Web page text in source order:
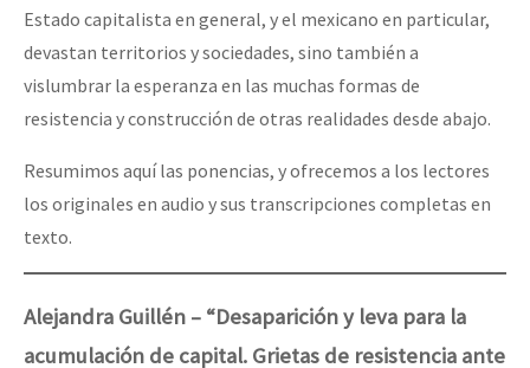
Medios Libres
COVID-19
Eventos
Contacto
Estado capitalista en general, y el mexicano en particular,
devastan territorios y sociedades, sino también a
vislumbrar la esperanza en las muchas formas de
resistencia y construcción de otras realidades desde abajo.
Resumimos aquí las ponencias, y ofrecemos a los lectores
los originales en audio y sus transcripciones completas en
texto.
Alejandra Guillén – “Desaparición y leva para la
acumulación de capital. Grietas de resistencia ante